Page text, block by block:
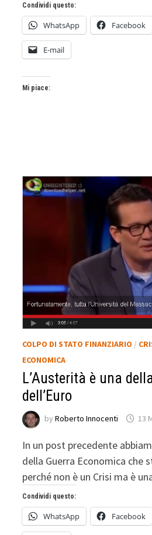
Condividi questo:
WhatsApp Facebook
E-mail
Mi piace:
COLPO DI STATO FINANZIARIO /
ECONOMICA
L’Austerità è una
dell’Euro
by Roberto Innocenti 13
In un post precedente
della Guerra Economica che
perché non è un Crisi ma è
Condividi questo:
WhatsApp Facebook